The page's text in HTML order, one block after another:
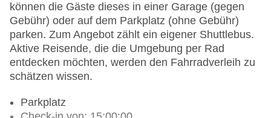
können die Gäste dieses in einer Garage (gegen
Gebühr) oder auf dem Parkplatz (ohne Gebühr)
parken. Zum Angebot zählt ein eigener Shuttlebus.
Aktive Reisende, die die Umgebung per Rad
entdecken möchten, werden den Fahrradverleih zu
schätzen wissen.
Parkplatz